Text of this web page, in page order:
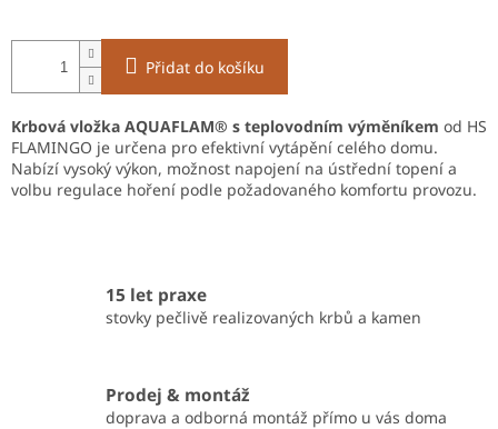
Přidat do košíku
Krbová vložka AQUAFLAM® s teplovodním výměníkem od HS
FLAMINGO je určena pro efektivní vytápění celého domu.
Nabízí vysoký výkon, možnost napojení na ústřední topení a
volbu regulace hoření podle požadovaného komfortu provozu.
15 let praxe
stovky pečlivě realizovaných krbů a kamen
Prodej & montáž
doprava a odborná montáž přímo u vás doma